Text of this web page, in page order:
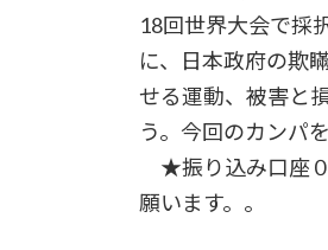
18回世界大会で採
に、日本政府の欺
せる運動、被害と
う。今回のカンパ
★振り込み口座
願います。。